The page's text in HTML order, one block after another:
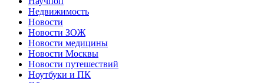
Недвижимость
Новости
Новости ЗОЖ
Новости медицины
Новости Москвы
Новости путешествий
Ноутбуки и ПК